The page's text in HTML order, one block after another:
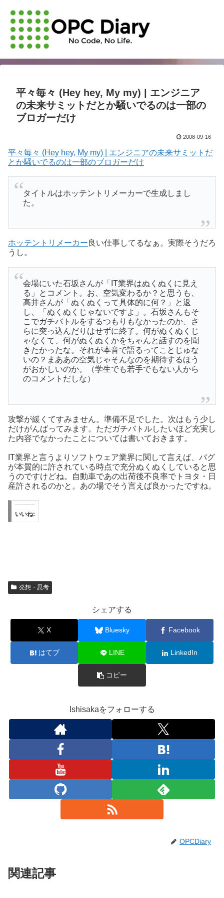
平々毎々 (Hey hey, My my) | エンジニア
の未来サミットだとか騒いでるのは一部の
ブロガーだけ
2008-09-16
平々毎々 (Hey hey, My my) | エンジニアの未来サミットだ
とか騒いでるのは一部のブロガーだけ
タイトルはホッテントリメーカーで生成しまし
た。
ホッテントリメーカー良い仕事してるなぁ。実際そうだろ
うし。
会場にいた石坂さんが「IT業界はぬくぬくに見え
る」とコメント。お、空気変わるか？と思うも、
高井さんが「ぬくぬくって具体的に何？」と返
し、「ぬくぬくじゃないですよ」。石坂さんもそ
こでガチバトルをするつもりもなかったのか、さ
らに突っ込んだりはせずに終了。何がぬくぬくじ
ゃなくて、何がぬくぬくかをちゃんと話すのを聞
きたかったな。それが本音で語るってことじゅな
いの？まああの空気じゃそんなのを期待するほう
がおかしいのか。（学生でも若手でもない人から
のコメントだしな）
攻撃が緩くてすみません。準備不足でした。次はもう少し
だけがんばってみます。ただガチバトルしたいほど充実し
た内容でなかったことについては書いておきます。
IT業界と言うよりソフトウェア業界に関して言えば、バグ
が本質的に許されている時点で充分ぬくぬくしていると思
うのですけどね。自動車であの出荷後不良率でトヨタ・日
産許されるのかと。あの場でそう言えば良かったですね。
いいね:
発想・思考
シェアする
X Bluesky Facebook
はてブ LINE LinkedIn
コピー
Ishisakaをフォローする
OPCDiary
関連記事